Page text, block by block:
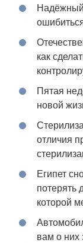
Надёжный
как
Пятая
новой
отличия
Египет
потерять
которой
вам о них